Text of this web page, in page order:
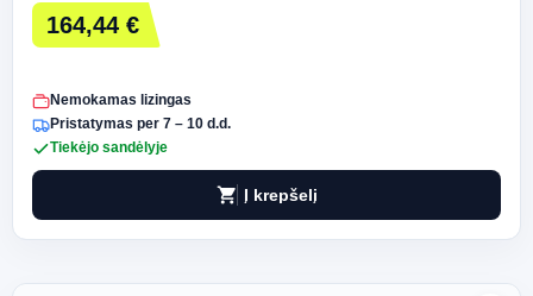
164,44 €
Nemokamas lizingas
Pristatymas per 7 – 10 d.d.
Tiekėjo sandėlyje
shopping_cart Į krepšelį